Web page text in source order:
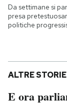
Da settimane si
presa
politiche
ALTRE STORIE
E ora